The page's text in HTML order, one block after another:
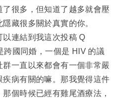
了很多，但知道了越多就會壓
藏很多關於真實的你。
以連結到我這次投稿 Q
跨國同婚，一個是 HIV 的議
一直以來都會有一個非常嚴
病有關的嘛。那我覺得這件
個時候已經有雞尾酒療法，